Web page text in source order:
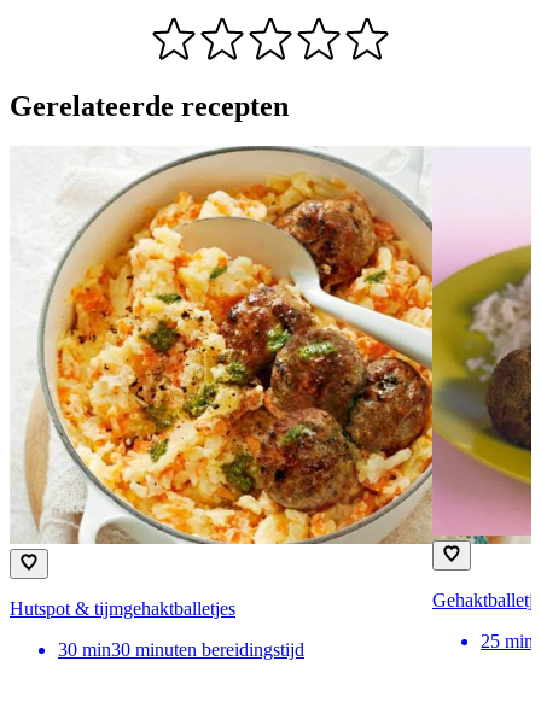
Gerelateerde recepten
Hutspot & tijmgehaktballetjes
30 min30 minuten bereidingstijd
25 min